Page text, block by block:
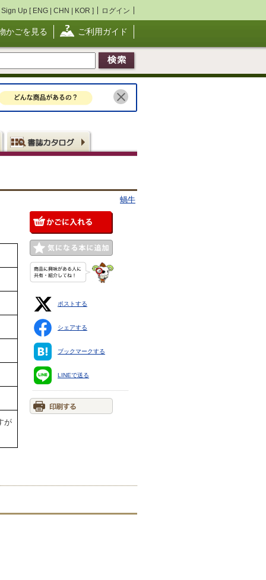
Sign Up [ ENG | CHN | KOR ] ログイン
かごを見る ご利用ガイド
蝸牛
が
ポストする
シェアする
ブックマークする
LINEで送る